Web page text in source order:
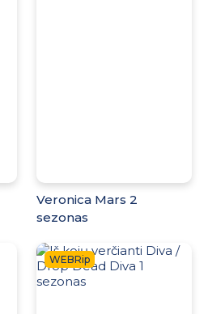
Veronica Mars 2
sezonas
WEBRip